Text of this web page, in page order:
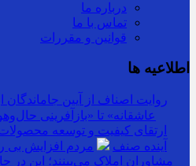
درباره ما
تماس با ما
قوانین و مقررات
اطلاعیه ها
روایت اصناف از آیین جاماندگان
عاشقانه» تا «بازآفرینی
ارتقای کیفیت و توسعه
آینده صنف
مردم افزایش بی
مشاوران املاک می‌بینند؛ این